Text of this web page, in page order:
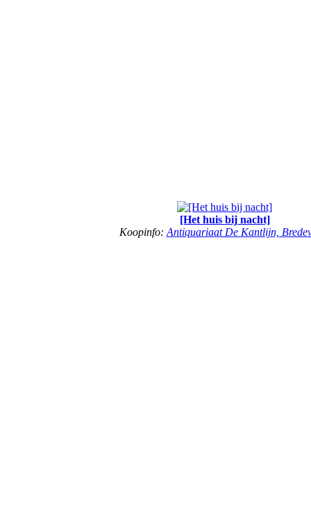
[Het huis bij nacht]
Koopinfo: Antiquariaat De Kantlijn,